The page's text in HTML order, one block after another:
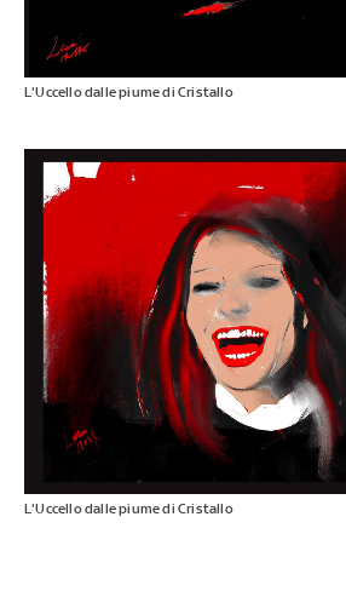
L'Uccello dalle piume di Cristallo
L'Uccello dalle piume di Cristallo